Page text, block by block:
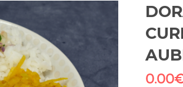
0.00